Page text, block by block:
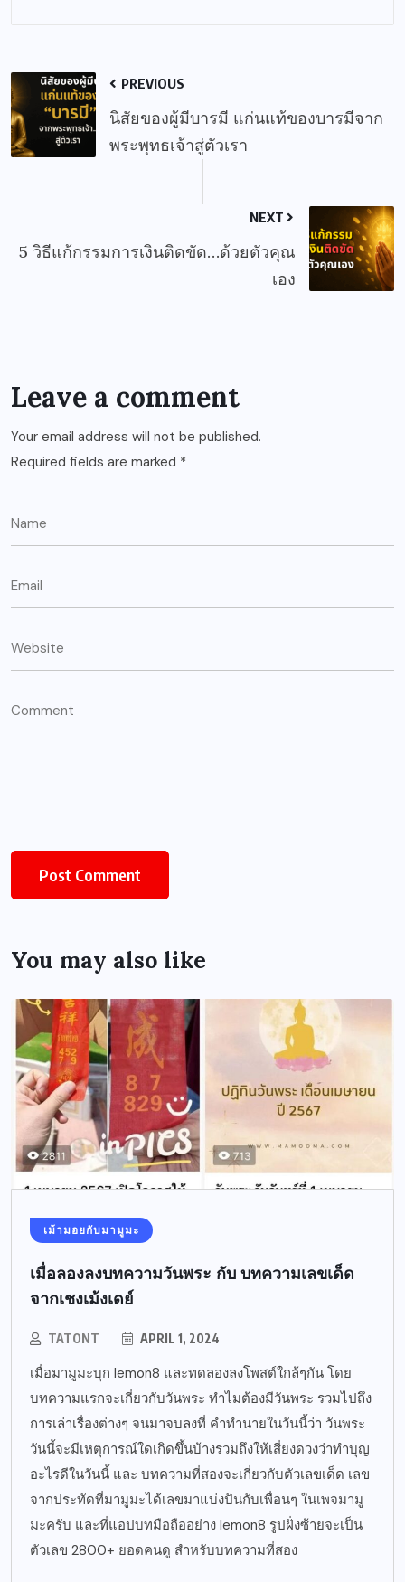
PREVIOUS
นิสัยของผู้มีบารมี แก่นแท้ของบารมีจาก
พระพุทธเจ้าสู่ตัวเรา
NEXT
5 วิธีแก้กรรมการเงินติดขัด…ด้วยตัวคุณ
เอง
Leave a comment
Your email address will not be published.
Required fields are marked *
You may also like
เม้ามอยกับมามูมะ
เมื่อลองลงบทความวันพระ กับ บทความเลขเด็ด
จากเชงเม้งเดย์
TATONT APRIL 1, 2024
เมื่อมามูมะบุก lemon8 และทดลองลงโพสต์ใกล้ๆกัน โดย
บทความแรกจะเกี่ยวกับวันพระ ทำไมต้องมีวันพระ รวมไปถึง
การเล่าเรื่องต่างๆ จนมาจบลงที่ คำทำนายในวันนี้ว่า วันพระ
วันนี้จะมีเหตุการณ์ใดเกิดขึ้นบ้างรวมถึงให้เสี่ยงดวงว่าทำบุญ
อะไรดีในวันนี้ และ บทความที่สองจะเกี่ยวกับตัวเลขเด็ด เลข
จากประทัดที่มามูมะได้เลขมาแบ่งปันกับเพื่อนๆ ในเพจมามู
มะครับ และที่แอปบทมือถืออย่าง lemon8 รูปฝั่งซ้ายจะเป็น
ตัวเลข 2800+ ยอดคนดู สำหรับบทความที่สอง